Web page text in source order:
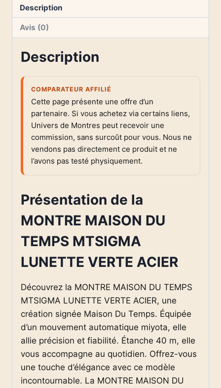
Description
Avis (0)
Description
COMPARATEUR AFFILIÉ
Cette page présente une offre d’un
partenaire. Si vous achetez via certains liens,
Univers de Montres peut recevoir une
commission, sans surcoût pour vous. Nous ne
vendons pas directement ce produit et ne
l’avons pas testé physiquement.
Présentation de la
MONTRE MAISON DU
TEMPS MTSIGMA
LUNETTE VERTE ACIER
Découvrez la MONTRE MAISON DU TEMPS
MTSIGMA LUNETTE VERTE ACIER, une
création signée Maison Du Temps. Équipée
d’un mouvement automatique miyota, elle
allie précision et fiabilité. Étanche 40 m, elle
vous accompagne au quotidien. Offrez-vous
une touche d’élégance avec ce modèle
incontournable. La MONTRE MAISON DU